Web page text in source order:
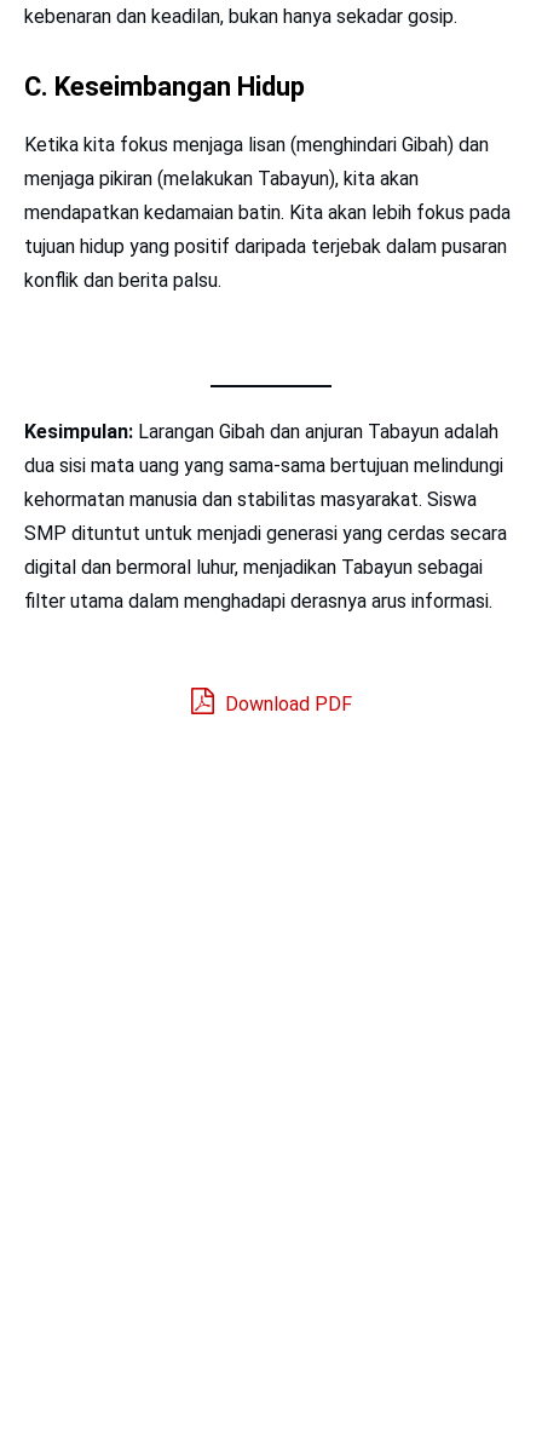
kebenaran dan keadilan, bukan hanya sekadar gosip.
C. Keseimbangan Hidup
Ketika kita fokus menjaga lisan (menghindari Gibah) dan
menjaga pikiran (melakukan Tabayun), kita akan
mendapatkan kedamaian batin. Kita akan lebih fokus pada
tujuan hidup yang positif daripada terjebak dalam pusaran
konflik dan berita palsu.
Kesimpulan: Larangan Gibah dan anjuran Tabayun adalah
dua sisi mata uang yang sama-sama bertujuan melindungi
kehormatan manusia dan stabilitas masyarakat. Siswa
SMP dituntut untuk menjadi generasi yang cerdas secara
digital dan bermoral luhur, menjadikan Tabayun sebagai
filter utama dalam menghadapi derasnya arus informasi.
Download PDF